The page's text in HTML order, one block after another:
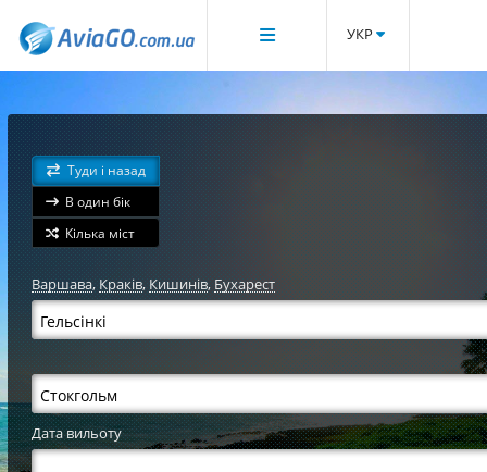
УКР
Туди і назад
В один бік
Кілька міст
Варшава, Краків, Кишинів, Бухарест
Дата вильоту